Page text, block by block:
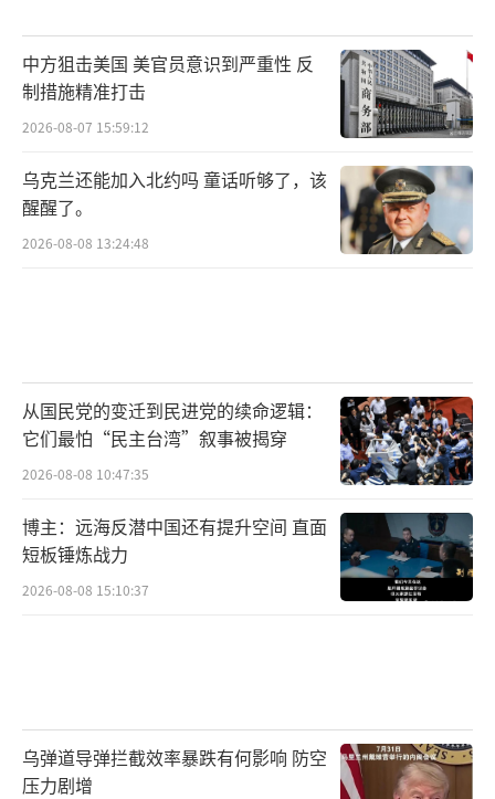
中方狙击美国 美官员意识到严重性 反
制措施精准打击
2026-08-07 15:59:12
乌克兰还能加入北约吗 童话听够了，该
醒醒了。
2026-08-08 13:24:48
从国民党的变迁到民进党的续命逻辑：
它们最怕“民主台湾”叙事被揭穿
2026-08-08 10:47:35
博主：远海反潜中国还有提升空间 直面
短板锤炼战力
2026-08-08 15:10:37
乌弹道导弹拦截效率暴跌有何影响 防空
压力剧增